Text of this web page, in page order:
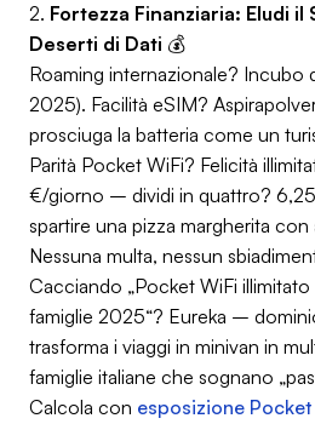
2. Fortezza Finanziaria: Eludi il
Deserti di Dati 💰
Roaming internazionale? Incubo
2025). Facilità eSIM?
prosciuga la batteria come un
Parità Pocket WiFi? Felicità
€/giorno – dividi in quattro?
spartire una pizza margherita
Nessuna multa, nessun
Cacciando „Pocket WiFi
famiglie 2025“? Eureka –
trasforma i viaggi in minivan in
famiglie italiane che sognano
Calcola con esposizione